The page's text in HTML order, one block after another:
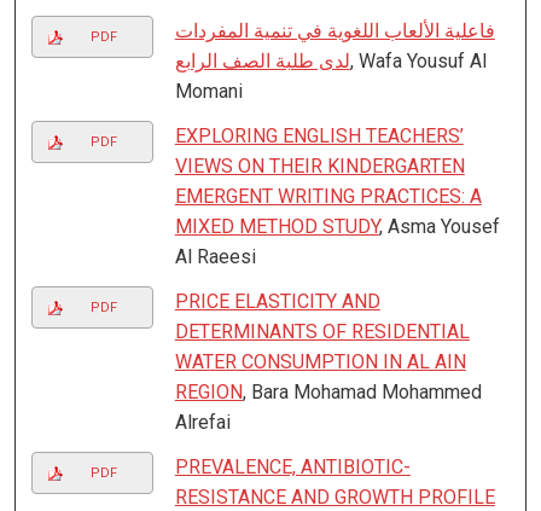
PDF
فاعلية الألعاب اللغوية في تنمية المفردات
لدى طلبة الصف الرابع, Wafa Yousuf Al
Momani
PDF
EXPLORING ENGLISH TEACHERS’
VIEWS ON THEIR KINDERGARTEN
EMERGENT WRITING PRACTICES: A
MIXED METHOD STUDY, Asma Yousef
Al Raeesi
PDF
PRICE ELASTICITY AND
DETERMINANTS OF RESIDENTIAL
WATER CONSUMPTION IN AL AIN
REGION, Bara Mohamad Mohammed
Alrefai
PDF
PREVALENCE, ANTIBIOTIC-
RESISTANCE AND GROWTH PROFILE